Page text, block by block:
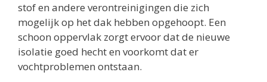
stof en andere verontreinigingen die zich
mogelijk op het dak hebben opgehoopt. Een
schoon oppervlak zorgt ervoor dat de nieuwe
isolatie goed hecht en voorkomt dat er
vochtproblemen ontstaan.